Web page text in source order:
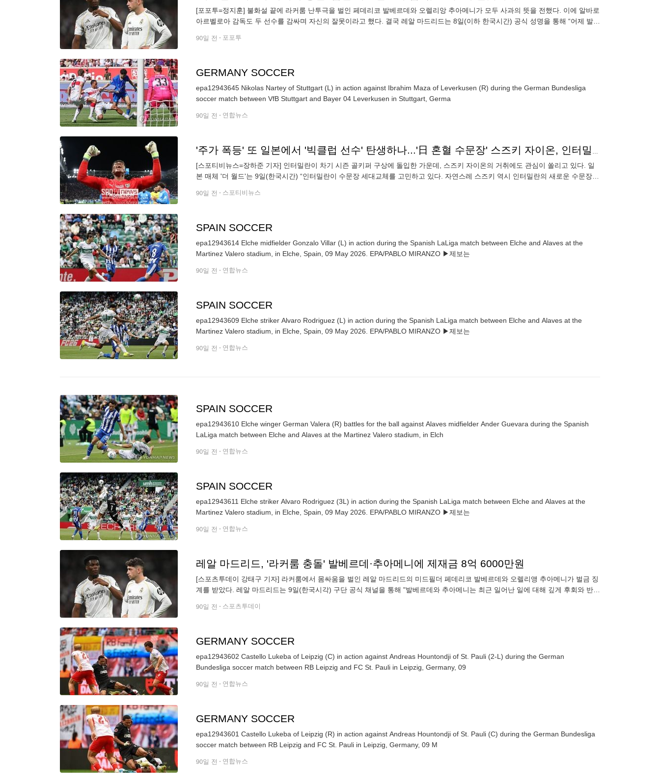
[포포투=정지훈] 불화설 끝에 라커룸 난투극을 벌인 페데리코 발베르데와 오렐리앙 추아메니가 모두 사과의 뜻을 전했다. 이에 알바로
아르벨로아 감독도 두 선수를 감싸며 자신의 잘못이라고 했다. 결국 레알 마드리드는 8일(이하 한국시간) 공식 성명을 통해 “어제 발생
90일 전 포포투
GERMANY SOCCER
epa12943645 Nikolas Nartey of Stuttgart (L) in action against Ibrahim Maza of Leverkusen (R) during the German Bundesliga
soccer match between VfB Stuttgart and Bayer 04 Leverkusen in Stuttgart, Germa
90일 전 연합뉴스
'주가 폭등' 또 일본에서 '빅클럽 선수' 탄생하나...'日 혼혈 수문장' 스즈키 자이온, 인터밀란 이적설
[스포티비뉴스=장하준 기자] 인터밀란이 차기 시즌 골키퍼 구상에 돌입한 가운데, 스즈키 자이온의 거취에도 관심이 쏠리고 있다. 일
본 매체 '더 월드'는 9일(한국시간) “인터밀란이 수문장 세대교체를 고민하고 있다. 자연스레 스즈키 역시 인터밀란의 새로운 수문장
90일 전 스포티비뉴스
SPAIN SOCCER
epa12943614 Elche midfielder Gonzalo Villar (L) in action during the Spanish LaLiga match between Elche and Alaves at the
Martinez Valero stadium, in Elche, Spain, 09 May 2026. EPA/PABLO MIRANZO ▶제보는
90일 전 연합뉴스
SPAIN SOCCER
epa12943609 Elche striker Alvaro Rodriguez (L) in action during the Spanish LaLiga match between Elche and Alaves at the
Martinez Valero stadium, in Elche, Spain, 09 May 2026. EPA/PABLO MIRANZO ▶제보는
90일 전 연합뉴스
SPAIN SOCCER
epa12943610 Elche winger German Valera (R) battles for the ball against Alaves midfielder Ander Guevara during the Spanish
LaLiga match between Elche and Alaves at the Martinez Valero stadium, in Elch
90일 전 연합뉴스
SPAIN SOCCER
epa12943611 Elche striker Alvaro Rodriguez (3L) in action during the Spanish LaLiga match between Elche and Alaves at the
Martinez Valero stadium, in Elche, Spain, 09 May 2026. EPA/PABLO MIRANZO ▶제보는
90일 전 연합뉴스
레알 마드리드, '라커룸 충돌' 발베르데·추아메니에 제재금 8억 6000만원
[스포츠투데이 강태구 기자] 라커룸에서 몸싸움을 벌인 레알 마드리드의 미드필더 페데리코 발베르데와 오렐리앵 추아메니가 벌금 징
계를 받았다. 레알 마드리드는 9일(한국시각) 구단 공식 채널을 통해 "발베르데와 추아메니는 최근 일어난 일에 대해 깊게 후회와 반성
90일 전 스포츠투데이
GERMANY SOCCER
epa12943602 Castello Lukeba of Leipzig (C) in action against Andreas Hountondji of St. Pauli (2-L) during the German
Bundesliga soccer match between RB Leipzig and FC St. Pauli in Leipzig, Germany, 09
90일 전 연합뉴스
GERMANY SOCCER
epa12943601 Castello Lukeba of Leipzig (R) in action against Andreas Hountondji of St. Pauli (C) during the German Bundesliga
soccer match between RB Leipzig and FC St. Pauli in Leipzig, Germany, 09 M
90일 전 연합뉴스